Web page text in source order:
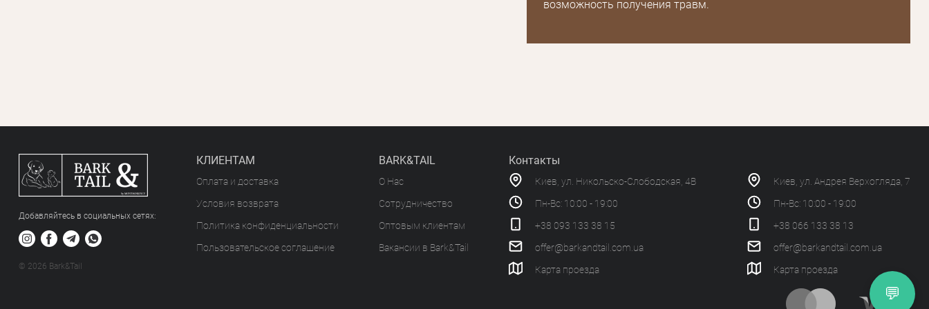
возможность получения травм.
Добавляйтесь в социальных сетяx:
© 2026 Bark&Tail
КЛИЕНТАМ
Оплата и доставка
Условия возврата
Политика конфиденциальности
Пользовательское соглашение
BARK&TAIL
О Нас
Сотрудничество
Оптовым клиентам
Вакансии в Bark&Tail
Контакты
Киев, ул. Никольско-Слободская, 4В
Пн-Вс: 10:00 - 19:00
+38 093 133 38 15
offer@barkandtail.com.ua
Карта проезда
Киев, ул. Андрея Верхогляда, 7
Пн-Вс: 10:00 - 19:00
+38 066 133 38 13
offer@barkandtail.com.ua
Карта проезда
💬